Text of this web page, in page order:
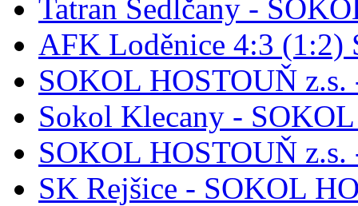
Tatran Sedlčany -
AFK Loděnice 4:3 (1:2)
SOKOL HOSTOUŇ
Sokol Klecany -
SOKOL HOSTOUŇ
SK Rejšice - SOKOL